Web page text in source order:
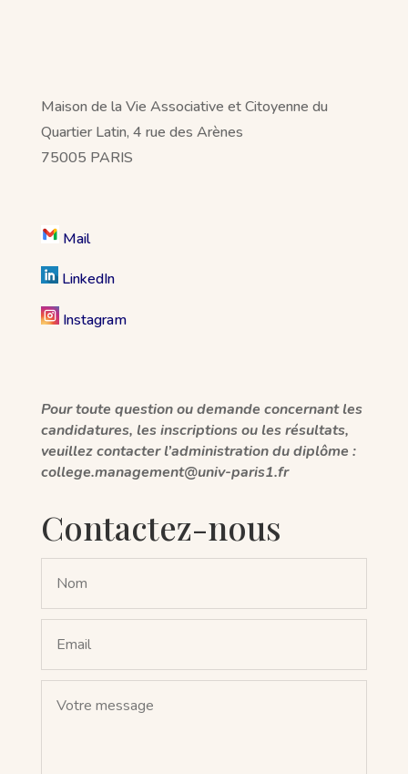
Maison de la Vie Associative et Citoyenne du
Quartier Latin, 4 rue des Arènes
75005 PARIS
Mail
LinkedIn
Instagram
Pour toute question ou demande concernant les
candidatures, les inscriptions ou les résultats,
veuillez contacter l’administration du diplôme :
college.management@univ-paris1.fr
Contactez-nous